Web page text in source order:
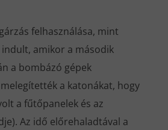
felhasználása, mint
amikor a második
a bombázó gépek
a katonákat, hogy
a fűtőpanelek és az
Az idő előrehaladtával a